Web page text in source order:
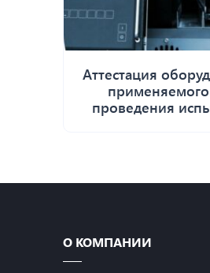
Аттестация
проведения
О КОМПАНИИ